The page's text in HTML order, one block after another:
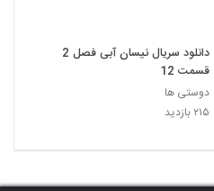
دانلود سریال نیسان آبی فصل 2
قسمت 12
دوستی ها
۲۱۵ بازدید